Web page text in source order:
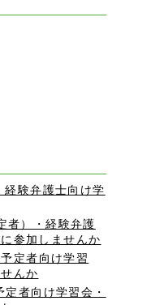
験弁護士向け学
者）・経験弁護
参加しませんか
定者向け学習
んか
者向け学習会・